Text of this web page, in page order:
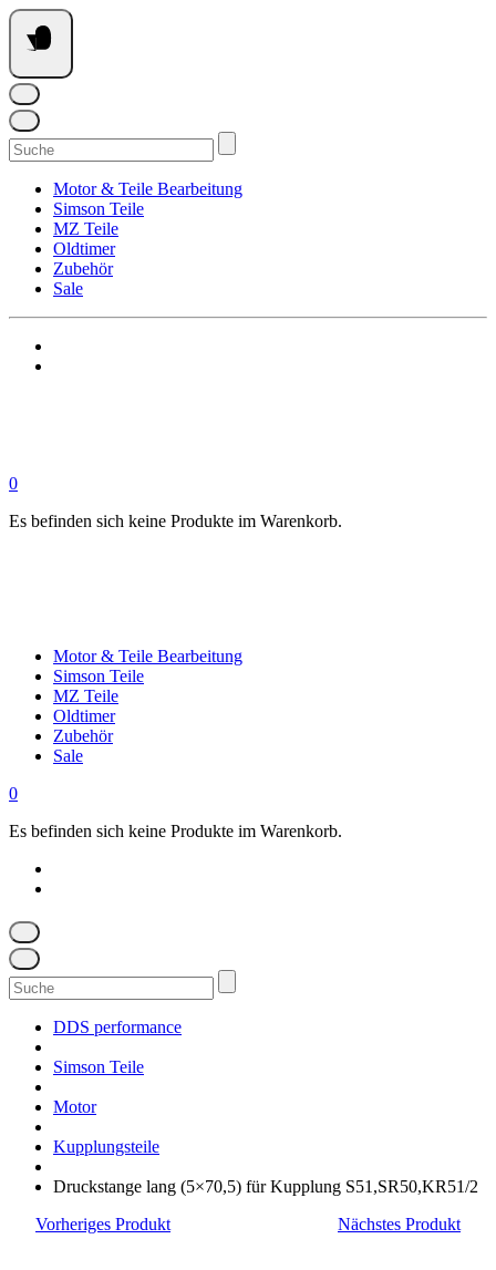
Springe
zum
Inhalt
Suchen
nach:
Motor & Teile Bearbeitung
Simson Teile
MZ Teile
Oldtimer
Zubehör
Sale
0
Es befinden sich keine Produkte im Warenkorb.
Motor & Teile Bearbeitung
Simson Teile
MZ Teile
Oldtimer
Zubehör
Sale
0
Es befinden sich keine Produkte im Warenkorb.
Suchen
nach:
DDS performance
Simson Teile
Motor
Kupplungsteile
Druckstange lang (5×70,5) für Kupplung S51,SR50,KR51/2
Vorheriges Produkt
Nächstes Produkt